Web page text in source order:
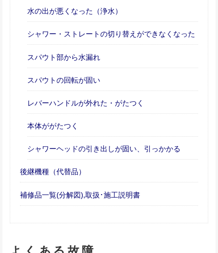
水の出が悪くなった（浄水）
シャワー・ストレートの切り替えができなくなった
スパウト部から水漏れ
スパウトの回転が固い
レバーハンドルが外れた・がたつく
本体ががたつく
シャワーヘッドの引き出しが固い、引っかかる
後継機種（代替品）
補修品一覧(分解図),取扱･施工説明書